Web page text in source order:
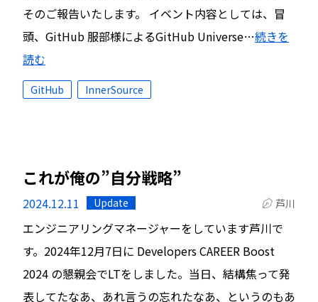
そのご報告いたします。 イベント内容としては、冒
頭、GitHub 服部様によるGitHub Universe…続きを
読む
GitHub InnerSource
これが俺の”自分戦略”
2024.12.11 Update 芦川
エンジニアリングマネージャーをしています芦川で
す。2024年12月7日に Developers CAREER Boost
2024 の懇親会でLTをしました。当日、結構焦って発
表してたなあ、あれ言うの忘れたなあ、というのもあ